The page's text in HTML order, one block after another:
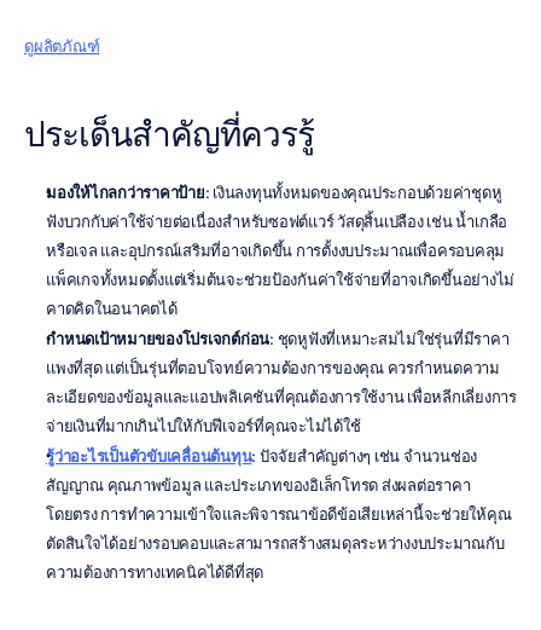
ดูผลิตภัณฑ์
ประเด็นสำคัญที่ควรรู้
มองให้ไกลกว่าราคาป้าย: เงินลงทุนทั้งหมดของคุณประกอบด้วยค่าชุดหู
ฟังบวกกับค่าใช้จ่ายต่อเนื่องสำหรับซอฟต์แวร์ วัสดุสิ้นเปลือง เช่น น้ำเกลือ
หรือเจล และอุปกรณ์เสริมที่อาจเกิดขึ้น การตั้งงบประมาณเพื่อครอบคลุม
แพ็คเกจทั้งหมดตั้งแต่เริ่มต้นจะช่วยป้องกันค่าใช้จ่ายที่อาจเกิดขึ้นอย่างไม่
คาดคิดในอนาคตได้
กำหนดเป้าหมายของโปรเจกต์ก่อน: ชุดหูฟังที่เหมาะสมไม่ใช่รุ่นที่มีราคา
แพงที่สุด แต่เป็นรุ่นที่ตอบโจทย์ความต้องการของคุณ ควรกำหนดความ
ละเอียดของข้อมูลและแอปพลิเคชันที่คุณต้องการใช้งาน เพื่อหลีกเลี่ยงการ
จ่ายเงินที่มากเกินไปให้กับฟีเจอร์ที่คุณจะไม่ได้ใช้
รู้ว่าอะไรเป็นตัวขับเคลื่อนต้นทุน: ปัจจัยสำคัญต่างๆ เช่น จำนวนช่อง
สัญญาณ คุณภาพข้อมูล และประเภทของอิเล็กโทรด ส่งผลต่อราคา
โดยตรง การทำความเข้าใจและพิจารณาข้อดีข้อเสียเหล่านี้จะช่วยให้คุณ
ตัดสินใจได้อย่างรอบคอบและสามารถสร้างสมดุลระหว่างงบประมาณกับ
ความต้องการทางเทคนิคได้ดีที่สุด